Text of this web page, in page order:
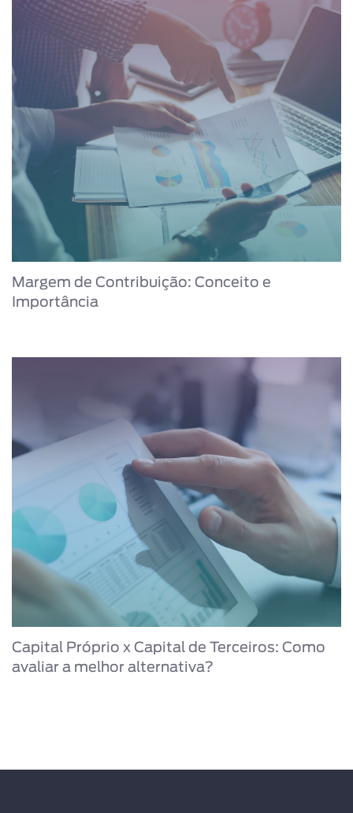
Margem de Contribuição: Conceito e
Importância
Capital Próprio x Capital de Terceiros: Como
avaliar a melhor alternativa?